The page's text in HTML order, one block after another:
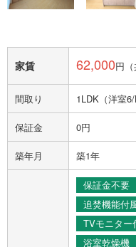
家賃 62,000円
間取り 1LDK（洋室6/
保証金 0円
築年月 築1年
保証金不要
追焚機能付
TVモニター
浴室乾燥機